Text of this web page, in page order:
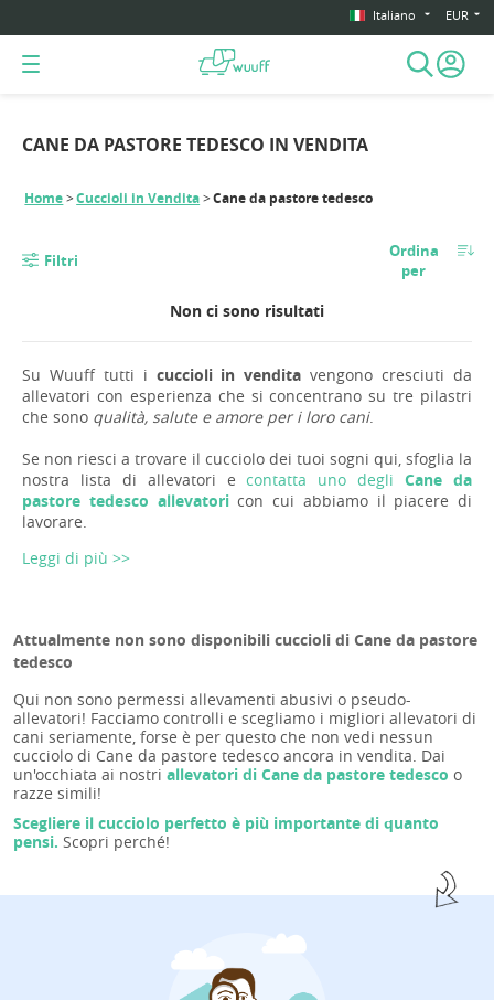
Italiano EUR
CANE DA PASTORE TEDESCO IN VENDITA
Home Cuccioli in Vendita Cane da pastore tedesco
Filtri
Ordina
per
Non ci sono risultati
Su Wuuff tutti i cuccioli in vendita vengono cresciuti da
allevatori con esperienza che si concentrano su tre pilastri
che sono qualità, salute e amore per i loro cani.
Se non riesci a trovare il cucciolo dei tuoi sogni qui, sfoglia la
nostra lista di allevatori econtatta uno degli Cane da
pastore tedesco allevatoricon cui abbiamo il piacere di
lavorare.
Leggi di più >>
Attualmente non sono disponibili cuccioli di Cane da pastore
tedesco
Qui non sono permessi allevamenti abusivi o pseudo-
allevatori! Facciamo controlli e scegliamo i migliori allevatori di
cani seriamente, forse è per questo che non vedi nessun
cucciolo di Cane da pastore tedesco ancora in vendita. Dai
un'occhiata ai nostri allevatori di Cane da pastore tedesco o
razze simili!
Scegliere il cucciolo perfetto è più importante di quanto
pensi. Scopri perché!